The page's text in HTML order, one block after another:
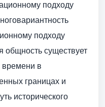
подходу
подходу
общность существует
времени в
границах и
исторического